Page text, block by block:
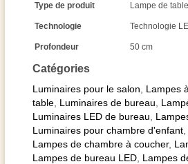
Catégories
Luminaires pour le salon Lampes
table Luminaires de bureau
Luminaires LED de bureau
Luminaires pour chambre d'enfant
Lampes de chambre à coucher,
Lampes de bureau LED Lampes
Type de produit Lampe de table
Technologie Technologie
Profondeur 50 cm